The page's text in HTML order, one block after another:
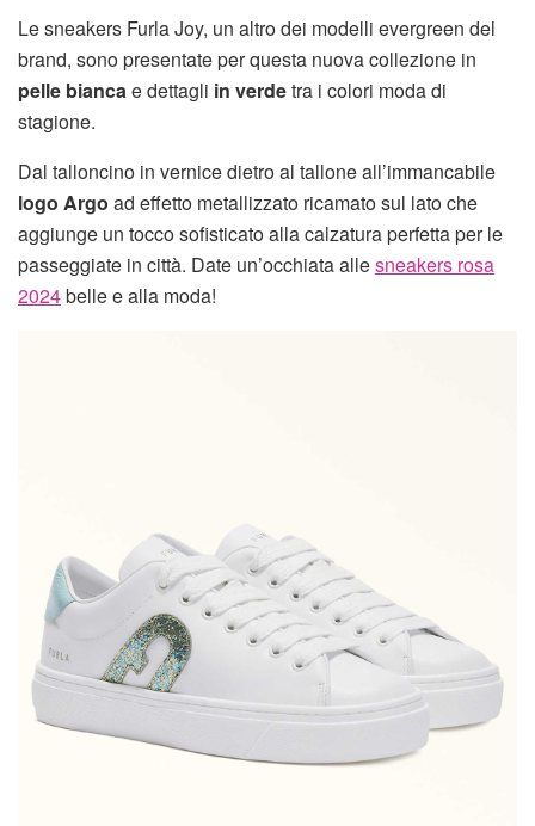
Le sneakers Furla Joy, un altro dei modelli evergreen del
brand, sono presentate per questa nuova collezione in
pelle biancae dettagli in verdetra i colori moda di
stagione.
Dal talloncino in vernice dietro al tallone all’immancabile
logo Argo ad effetto metallizzato ricamato sul lato che
aggiunge un tocco sofisticato alla calzatura perfetta per le
passeggiate in città. Date un’occhiata allesneakers rosa
2024belle e alla moda!